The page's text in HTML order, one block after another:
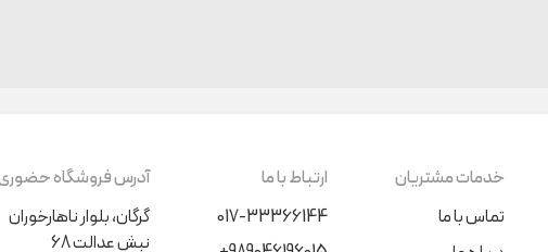
خود را با توجه به راحتی کودک طراحی می‌کند، رامپرهای دخترانه
خدمات مشتریان
تماس با ما
ارتباط با ما
017-33366144
آدرس فروشگاه
گرگان، بلوار ناهارخوران
نبش عدالت 68